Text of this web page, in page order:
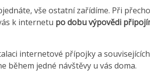
vše ostatní zařídíme. Při
k internetu po dobu výpovědi
internetové přípojky a souvisejících
během jedné návštěvy u vás doma.